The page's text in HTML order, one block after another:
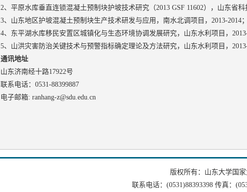
2、平原水库垂直连锁混凝土预制块护坡技术研究（2013 GSF 11602），山东省科
3、山东地区护坡混凝土预制块生产技术研发与应用，南水北调项目，2013-2014；
4、东平湖水库移民安置区城镇化与生态环境协调发展研究，山东水利项目，2013-
5、山洪灾害防治关键技术与预警指标确定理论及方法研究，山东水利项目，2013-
通讯地址
山东济南经十路17922号
联系电话：0531-88399887
电子邮箱: ranhang-z@sdu.edu.cn
版权所有：山东大学国
联系电话：(0531)88393398 传真：